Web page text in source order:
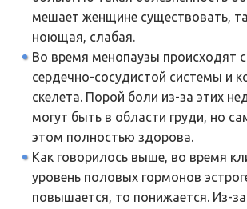
мешает женщине существовать,
ноющая, слабая.
Во время менопаузы происходят
сердечно-сосудистой системы и
скелета. Порой боли из-за этих
могут быть в области груди, но
этом полностью здорова.
Как говорилось выше, во время
уровень половых гормонов
повышается, то понижается. Из-за